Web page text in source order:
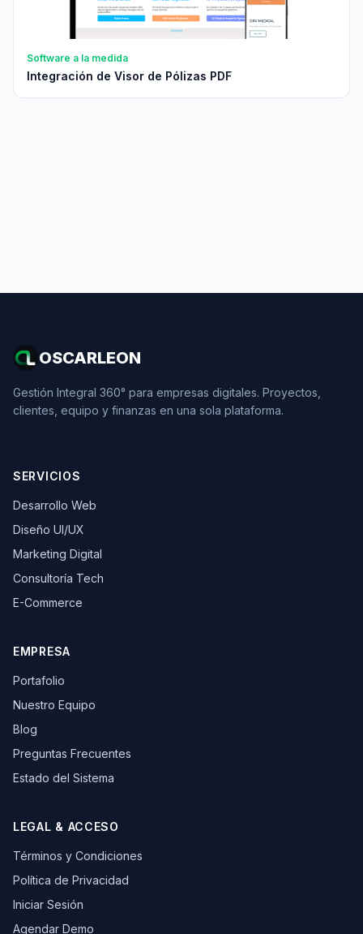
Software a la medida
Integración de Visor de Pólizas PDF
OSCARLEON
Gestión Integral 360° para empresas digitales. Proyectos,
clientes, equipo y finanzas en una sola plataforma.
SERVICIOS
Desarrollo Web
Diseño UI/UX
Marketing Digital
Consultoría Tech
E-Commerce
EMPRESA
Portafolio
Nuestro Equipo
Blog
Preguntas Frecuentes
Estado del Sistema
LEGAL & ACCESO
Términos y Condiciones
Política de Privacidad
Iniciar Sesión
Agendar Demo